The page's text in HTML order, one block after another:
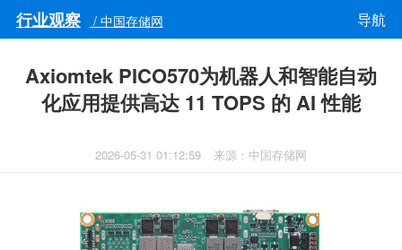
行业观察 / 中国存储网 导航
Axiomtek PICO570为机器人和智能自动
化应用提供高达 11 TOPS 的 AI 性能
2026-05-31 01:12:59 来源：中国存储网